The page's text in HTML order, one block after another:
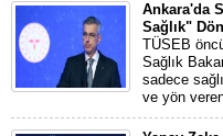
Ankara'da
Sağlık"
TÜSEB
Sağlık
sadece
ve yön